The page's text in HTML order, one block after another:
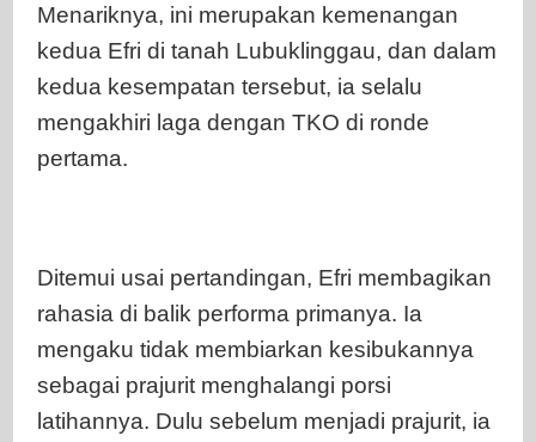
Menariknya, ini merupakan kemenangan
kedua Efri di tanah Lubuklinggau, dan dalam
kedua kesempatan tersebut, ia selalu
mengakhiri laga dengan TKO di ronde
pertama.
Ditemui usai pertandingan, Efri membagikan
rahasia di balik performa primanya. Ia
mengaku tidak membiarkan kesibukannya
sebagai prajurit menghalangi porsi
latihannya. Dulu sebelum menjadi prajurit, ia